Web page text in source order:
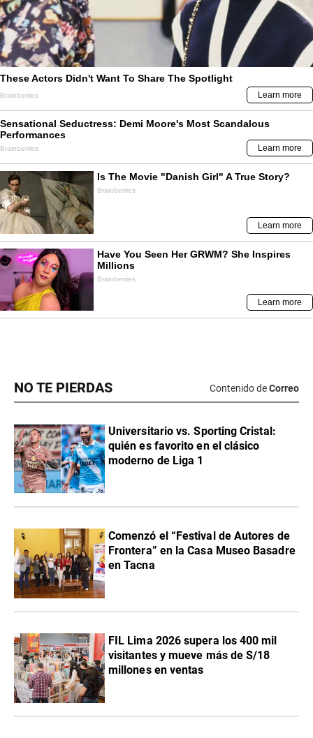
NO TE PIERDAS Contenido deCorreo
Universitario vs. Sporting Cristal:
quién es favorito en el clásico
moderno de Liga 1
Comenzó el “Festival de Autores de
Frontera” en la Casa Museo Basadre
en Tacna
FIL Lima 2026 supera los 400 mil
visitantes y mueve más de S/18
millones en ventas